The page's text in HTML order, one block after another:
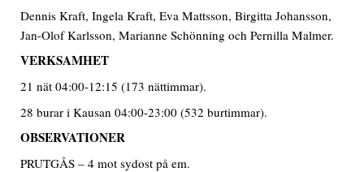
Dennis Kraft, Ingela Kraft, Eva Mattsson, Birgitta Johansson,
Jan-Olof Karlsson, Marianne Schönning och Pernilla Malmer.
VERKSAMHET
21 nät 04:00-12:15 (173 nättimmar).
28 burar i Kausan 04:00-23:00 (532 burtimmar).
OBSERVATIONER
PRUTGÅS – 4 mot sydost på em.